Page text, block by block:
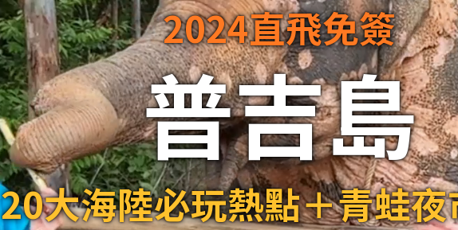
2024直飛免簽
普吉島
20大海陸必玩熱點＋青蛙